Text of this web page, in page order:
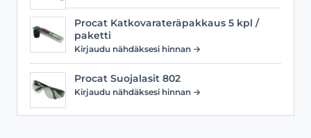
Procat Katkovarateräpakkaus 5 kpl /
paketti
Kirjaudu nähdäksesi hinnan →
Procat Suojalasit 802
Kirjaudu nähdäksesi hinnan →